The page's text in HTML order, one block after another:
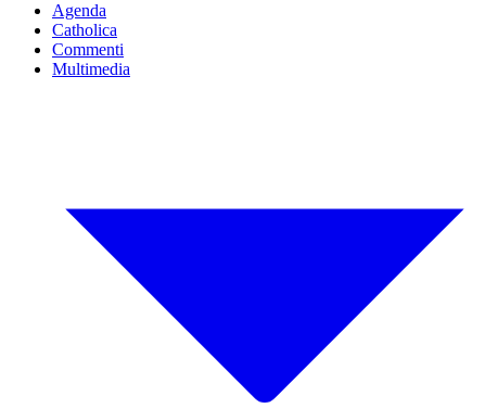
Agenda
Catholica
Commenti
Multimedia